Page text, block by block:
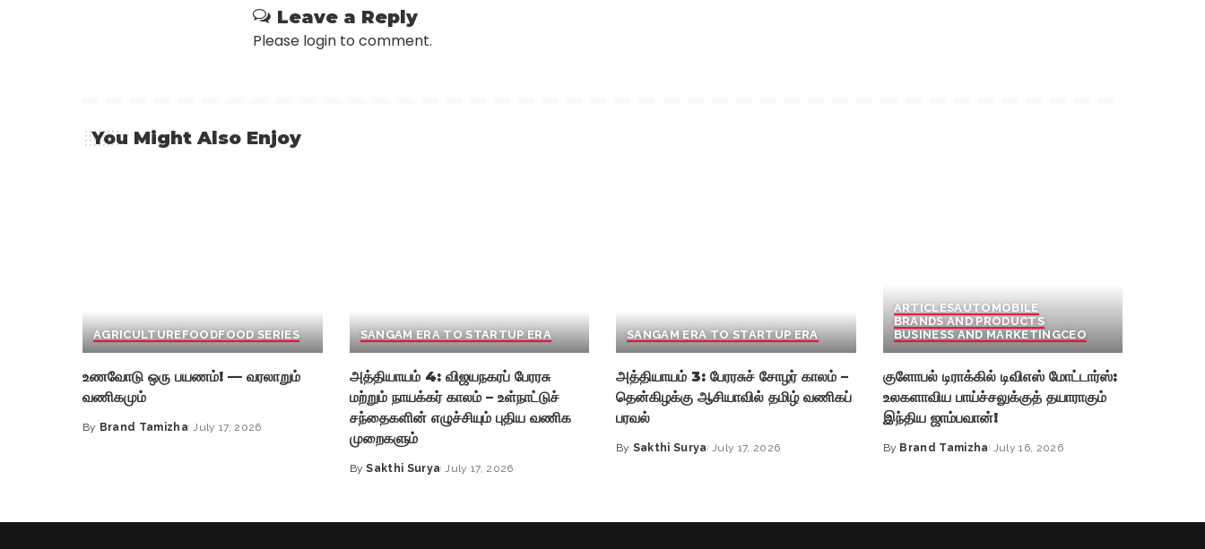
Leave a Reply
Please login to comment.
You Might Also Enjoy
AGRICULTUREFOODFOOD SERIES
உணவோடு ஒரு பயணம்! — வரலாறும்
வணிகமும்
Posted
By Brand Tamizha July 17, 2026
SANGAM ERA TO STARTUP ERA
அத்தியாயம் 4: விஜயநகரப் பேரரசு
மற்றும் நாயக்கர் காலம் – உள்நாட்டுச்
சந்தைகளின் எழுச்சியும் புதிய வணிக
முறைகளும்
Posted
By Sakthi Surya July 17, 2026
SANGAM ERA TO STARTUP ERA
அத்தியாயம் 3: பேரரசுச் சோழர் காலம் –
தென்கிழக்கு ஆசியாவில் தமிழ் வணிகப்
பரவல்
Posted
By Sakthi Surya July 17, 2026
ARTICLESAUTOMOBILE
BRANDS AND PRODUCTS
BUSINESS AND MARKETINGCEO
குளோபல் டிராக்கில் டிவிஎஸ் மோட்டார்ஸ்:
உலகளாவிய பாய்ச்சலுக்குத் தயாராகும்
இந்திய ஜாம்பவான்!
Posted
By Brand Tamizha July 16, 2026